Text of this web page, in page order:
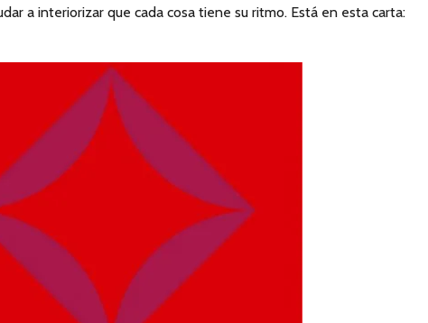
a interiorizar que cada cosa tiene su ritmo. Está en esta carta: